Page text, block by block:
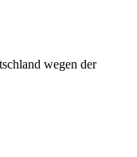
wegen der